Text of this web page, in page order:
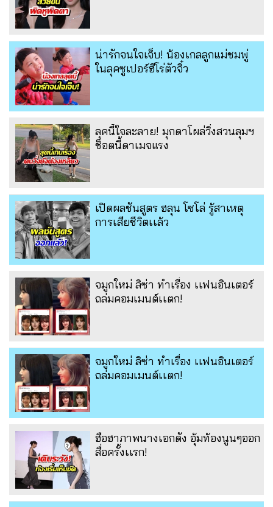
น่ารักจนใจเจ็บ! น้องเกลลูกแม่ชมพู่
ในลุคซูเปอร์ฮีโร่ตัวจิ๋ว
ลุคนี้ใจละลาย! มุกดาโผล่วิ่งสวนลุมฯ
ช็อตนี้ดาเมจแรง
เปิดผลชันสูตร ฮลุน โซโล่ รู้สาเหตุ
การเสียชีวิตเเล้ว
จมูกใหม่ ลิซ่า ทำเรื่อง เเฟนอินเตอร์
ถล่มคอมเมนต์เเตก!
จมูกใหม่ ลิซ่า ทำเรื่อง เเฟนอินเตอร์
ถล่มคอมเมนต์เเตก!
ฮือฮาภาพนางเอกดัง อุ้มท้องนูนๆออก
สื่อครั้งเเรก!